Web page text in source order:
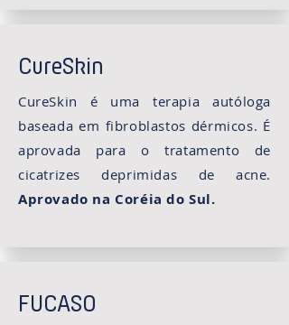
CureSkin
CureSkin é uma terapia autóloga
baseada em fibroblastos dérmicos. É
aprovada para o tratamento de
cicatrizes deprimidas de acne.
Aprovado na Coréia do Sul.
FUCASO